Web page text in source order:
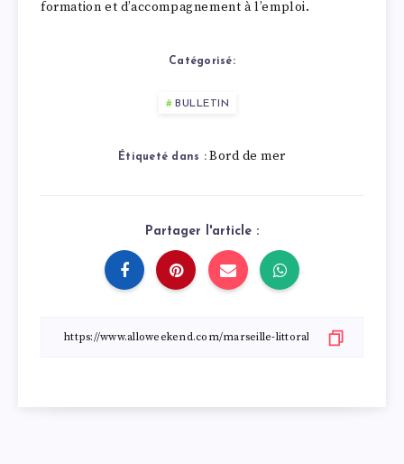
formation et d’accompagnement à l’emploi.
Catégorisé:
BULLETIN
Étiqueté dans : Bord de mer
Partager l'article :